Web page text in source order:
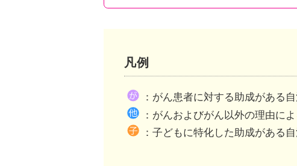
都道府県が行う助成との併用
凡例
：がん患者に対する助成がある
：がんおよびがん以外の理由に
：子どもに特化した助成がある